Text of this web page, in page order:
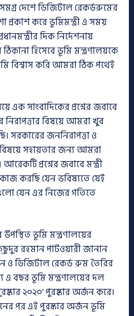
দেশে ডিজিটাল রেকর্ডরুমের
প্রকাশ করে ভূমিমন্ত্রী এ সময়
দিক নির্দেশনায়
হিসেবে ভূমি মন্ত্রণালয়কে
বিশ্বাস করি আমরা ঠিক পথেই
এক সাংবাদিকের প্রশ্নের জবাবে
নিরাপত্তার বিষয়ে আমরা খুব
সরকারের জননিরাপত্তা ও
সহায়তার জন্য আমরা
প্রশ্নের জবাবে মন্ত্রী
করছি যেন ভবিষ্যতে যেই
যেন এর নিজের গতিতে
ভূমি মন্ত্রণালয়ের
রহমান পাটওয়ারী জানান
ও ডিজিটাল রেকর্ড রুম তৈরির
এ বছর ভূমি মন্ত্রণালয়ের দল
২০২০’ পুরষ্কার অর্জন করে।
পর এই পুরস্কার অর্জন ভূমি